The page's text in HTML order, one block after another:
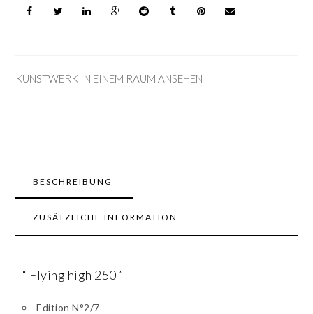
KUNSTWERK IN EINEM RAUM ANSEHEN
BESCHREIBUNG
ZUSÄTZLICHE INFORMATION
“ Flying high 250 ”
Edition N°2/7